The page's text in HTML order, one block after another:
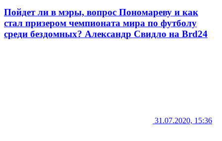
Пойдет ли в мэры, вопрос Пономареву и как
стал призером чемпионата мира по футболу
среди бездомных? Александр Свидло на Brd24
31.07.2020, 15:36